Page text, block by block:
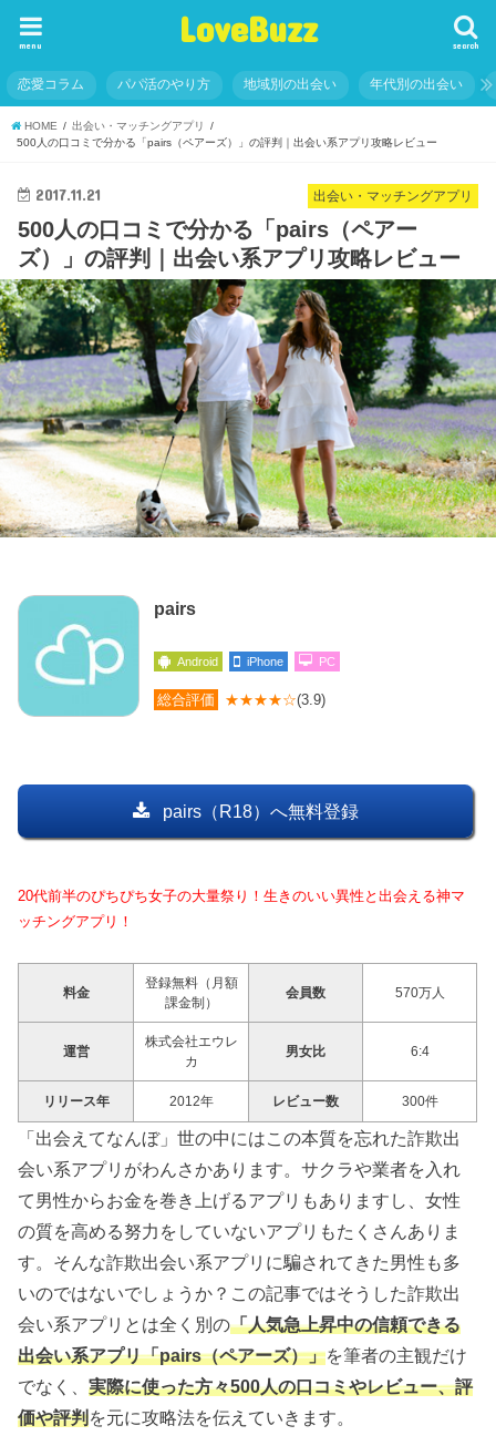
LoveBuzz search
menu
恋愛コラム パパ活のやり方 地域別の出会い 年代別の出会い
HOME
出会い・マッチングアプリ
500人の口コミで分かる「pairs（ペアーズ）」の評判｜出会い系アプリ攻略レビュー
出会い・マッチングアプリ
2017.11.21
500人の口コミで分かる「pairs（ペアー
ズ）」の評判｜出会い系アプリ攻略レビュー
pairs
Android iPhone PC
総合評価 ★★★★☆(3.9)
pairs（R18）へ無料登録
20代前半のぴちぴち女子の大量祭り！生きのいい異性と出会える神マ
ッチングアプリ！
料金
登録無料（月額
課金制）
会員数 570万人
運営
株式会社エウレ
カ
男女比 6:4
リリース年 2012年 レビュー数 300件
「出会えてなんぼ」世の中にはこの本質を忘れた詐欺出
会い系アプリがわんさかあります。サクラや業者を入れ
て男性からお金を巻き上げるアプリもありますし、女性
の質を高める努力をしていないアプリもたくさんありま
す。そんな詐欺出会い系アプリに騙されてきた男性も多
いのではないでしょうか？この記事ではそうした詐欺出
会い系アプリとは全く別の「人気急上昇中の信頼できる
出会い系アプリ「pairs（ペアーズ）」を筆者の主観だけ
でなく、実際に使った方々500人の口コミやレビュー、評
価や評判を元に攻略法を伝えていきます。